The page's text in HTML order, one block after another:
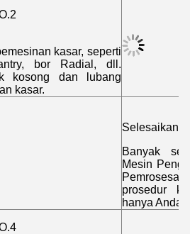
kasar, seperti
bor Radial, dll.
kosong dan lubang
kasar.
Selesaikan
Banyak
Mesin
prosedur
hanya Anda.